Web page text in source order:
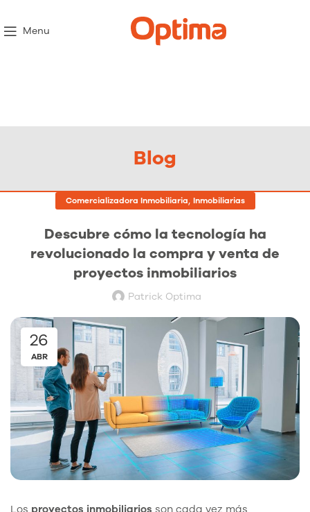
Menu
Blog
Comercializadora Inmobiliaria, Inmobiliarias
Descubre cómo la tecnología ha
revolucionado la compra y venta de
proyectos inmobiliarios
Patrick Optima
26
ABR